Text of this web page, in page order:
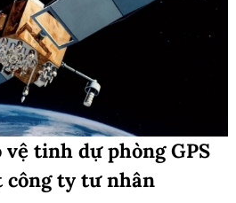
vệ tinh dự phòng GPS
công ty tư nhân